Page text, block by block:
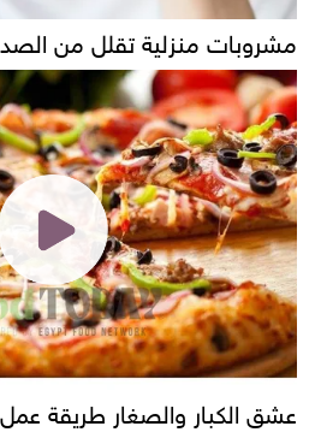
مشروبات منزلية تقلل من
عشق الكبار والصغار طريقة عمل